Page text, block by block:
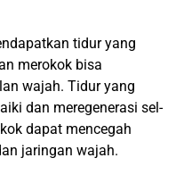
tidur yang
merokok bisa
wajah. Tidur yang
dan meregenerasi sel-
dapat mencegah
jaringan wajah.